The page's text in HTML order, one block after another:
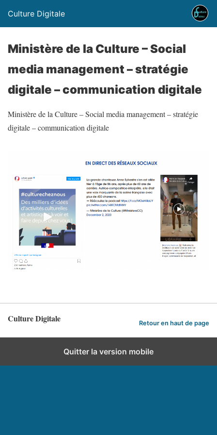
Culture Digitale
Ministère de la Culture – Social
media management – stratégie
digitale – communication digitale
Ministère de la Culture – Social media management – stratégie
digitale – communication digitale
Culture Digitale Retour en haut de page
Quitter la version mobile